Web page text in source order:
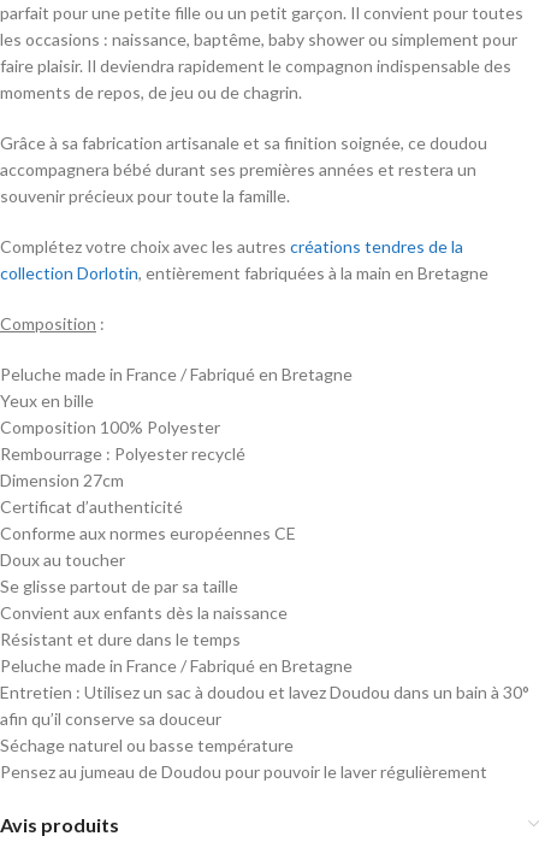
parfait pour une petite fille ou un petit garçon. Il convient pour toutes
les occasions : naissance, baptême, baby shower ou simplement pour
faire plaisir. Il deviendra rapidement le compagnon indispensable des
moments de repos, de jeu ou de chagrin.
Grâce à sa fabrication artisanale et sa finition soignée, ce doudou
accompagnera bébé durant ses premières années et restera un
souvenir précieux pour toute la famille.
Complétez votre choix avec les autres créations tendres de la
collection Dorlotin, entièrement fabriquées à la main en Bretagne
Composition :
Peluche made in France / Fabriqué en Bretagne
Yeux en bille
Composition 100% Polyester
Rembourrage : Polyester recyclé
Dimension 27cm
Certificat d’authenticité
Conforme aux normes européennes CE
Doux au toucher
Se glisse partout de par sa taille
Convient aux enfants dès la naissance
Résistant et dure dans le temps
Peluche made in France / Fabriqué en Bretagne
Entretien : Utilisez un sac à doudou et lavez Doudou dans un bain à 30°
afin qu’il conserve sa douceur
Séchage naturel ou basse température
Pensez au jumeau de Doudou pour pouvoir le laver régulièrement
Avis produits